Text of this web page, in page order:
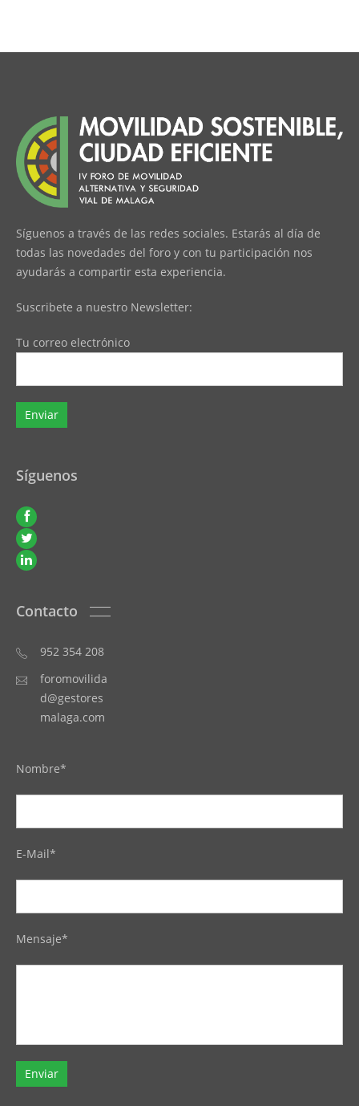
Síguenos a través de las redes sociales. Estarás al día de
todas las novedades del foro y con tu participación nos
ayudarás a compartir esta experiencia.
Suscribete a nuestro Newsletter:
Tu correo electrónico
Síguenos
Contacto
952 354 208
foromovilida
d@gestores
malaga.com
Nombre*
E-Mail*
Mensaje*